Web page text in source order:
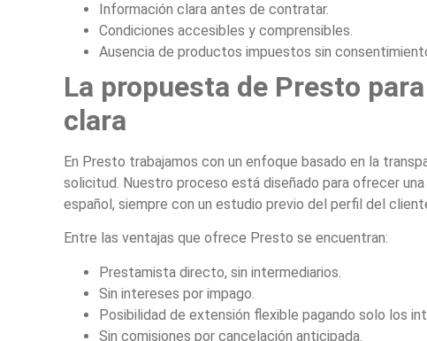
Información clara antes de contratar.
Condiciones accesibles y comprensibles.
Ausencia de productos impuestos sin
La propuesta de Presto
clara
En Presto trabajamos con un enfoque basado en la
solicitud. Nuestro proceso está diseñado para ofrecer
español, siempre con un estudio previo del perfil del
Entre las ventajas que ofrece Presto se encuentran:
Prestamista directo, sin intermediarios.
Sin intereses por impago.
Posibilidad de extensión flexible pagando solo los
Sin comisiones por cancelación anticipada.